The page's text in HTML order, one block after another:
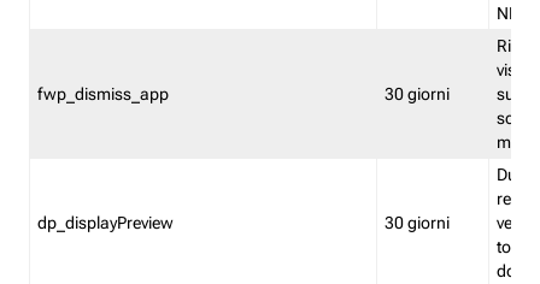
NL
fwp_dismiss_app 30 giorni
visto
dp_displayPreview 30 giorni
torna
dopo